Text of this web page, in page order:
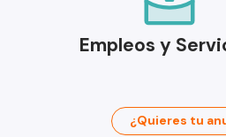
Empleos y
¿Quieres tu